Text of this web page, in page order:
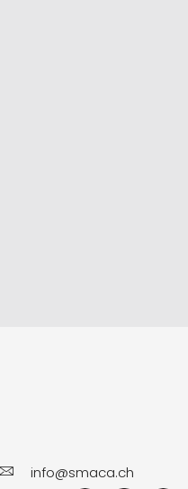
info@smaca.ch